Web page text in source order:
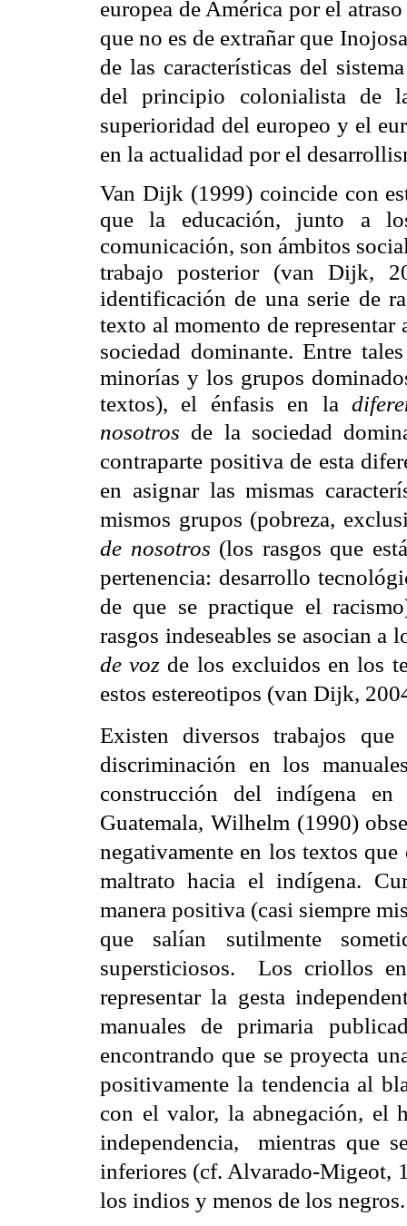
europea de América por el
que no es de extrañar que
de las características del
del principio colonialista de
superioridad del europeo y el
en la actualidad por el
Van Dijk (1999) coincide con
que la educación, junto a
comunicación, son ámbitos
trabajo posterior (van Dijk,
identificación de una serie de
texto al momento de
sociedad dominante. Entre
minorías y los grupos
textos), el énfasis en la
nosotros de la sociedad
contraparte positiva de esta
en asignar las mismas
mismos grupos (pobreza,
de nosotros (los rasgos que
pertenencia: desarrollo
de que se practique el
rasgos indeseables se asocian
de voz de los excluidos en los
estos estereotipos (van Dijk,
Existen diversos trabajos
discriminación en los
construcción del indígena
Guatemala, Wilhelm (1990)
negativamente en los textos
maltrato hacia el indígena.
manera positiva (casi siempre
que salían sutilmente
supersticiosos. Los criollos
representar la gesta
manuales de primaria
encontrando que se proyecta
positivamente la tendencia al
con el valor, la abnegación, el
independencia, mientras que
inferiores (cf. Alvarado-Migeot,
los indios y menos de los negros.